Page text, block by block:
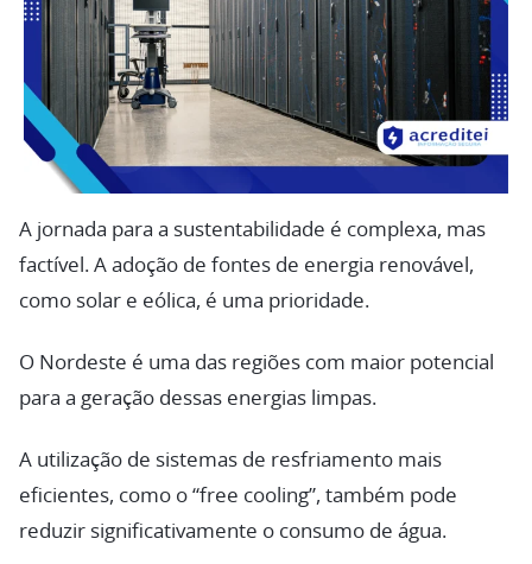
A jornada para a sustentabilidade é complexa, mas
factível. A adoção de fontes de energia renovável,
como solar e eólica, é uma prioridade.
O Nordeste é uma das regiões com maior potencial
para a geração dessas energias limpas.
A utilização de sistemas de resfriamento mais
eficientes, como o “free cooling”, também pode
reduzir significativamente o consumo de água.